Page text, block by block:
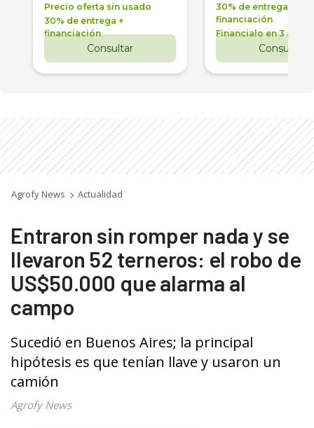
Precio oferta sin usado
30% de entrega +
financiación
Consultar
30% de entrega +
financiación
Financialo en 3 años
Consultar
Agrofy News Actualidad
Entraron sin romper nada y se
llevaron 52 terneros: el robo de
US$50.000 que alarma al
campo
Sucedió en Buenos Aires; la principal
hipótesis es que tenían llave y usaron un
camión
Agrofy News